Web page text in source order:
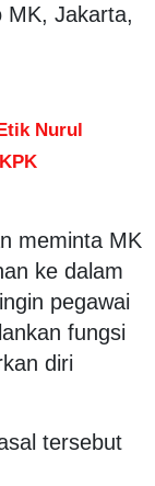
MK, Jakarta,
Nurul
meminta MK
ke dalam
pegawai
fungsi
diri
tersebut